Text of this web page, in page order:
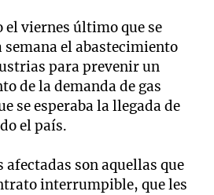
el viernes último que se
el abastecimiento
para prevenir un
de la demanda de gas
se esperaba la llegada de
el país.
son aquellas que
interrumpible, que les